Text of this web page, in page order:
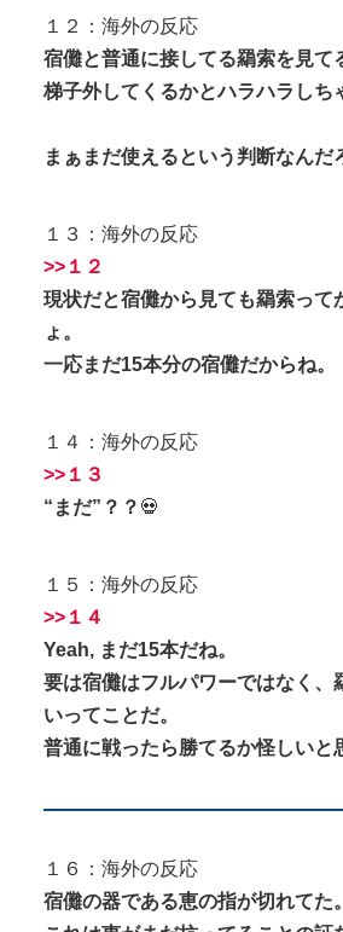
１２：海外の反応
宿儺と普通に接してる羂索を見て
梯子外してくるかとハラハラしち
まぁまだ使えるという判断なんだ
１３：海外の反応
>>１２
現状だと宿儺から見ても羂索って
ょ。
一応まだ15本分の宿儺だからね。
１４：海外の反応
>>１３
“まだ”？？ 💀
１５：海外の反応
>>１４
Yeah, まだ15本だね。
要は宿儺はフルパワーではなく、
いってことだ。
普通に戦ったら勝てるか怪しいと
１６：海外の反応
宿儺の器である恵の指が切れてた。